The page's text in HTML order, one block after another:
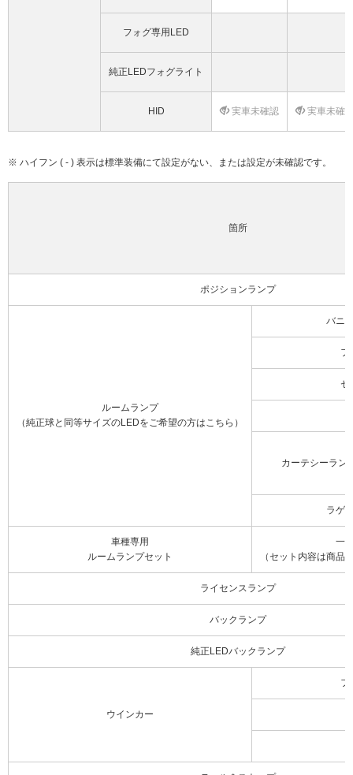
フォグ専用LED
純正LEDフォグライト
HID 実車未確認 実車未確
※ ハイフン ( - ) 表示は標準装備にて設定がない、または設定が未確認です。
箇所
ポジションランプ
ルームランプ
（純正球と同等サイズのLEDをご希望の方はこちら）
バニ
フ
セ
カーテシーラン
ラゲ
車種専用
ルームランプセット
一
（セット内容は商品
ライセンスランプ
バックランプ
純正LEDバックランプ
ウインカー
フ